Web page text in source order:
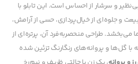
و سرشار از احساس است. این تابلو با
و جلوه‌ای از خیال‌پردازی، حسی از آرامش،
می‌بخشد. طراحی منحصربه‌فرد آن، پرتره‌ای از
گل‌ها و پروانه‌های رنگارنگ تزئین شده